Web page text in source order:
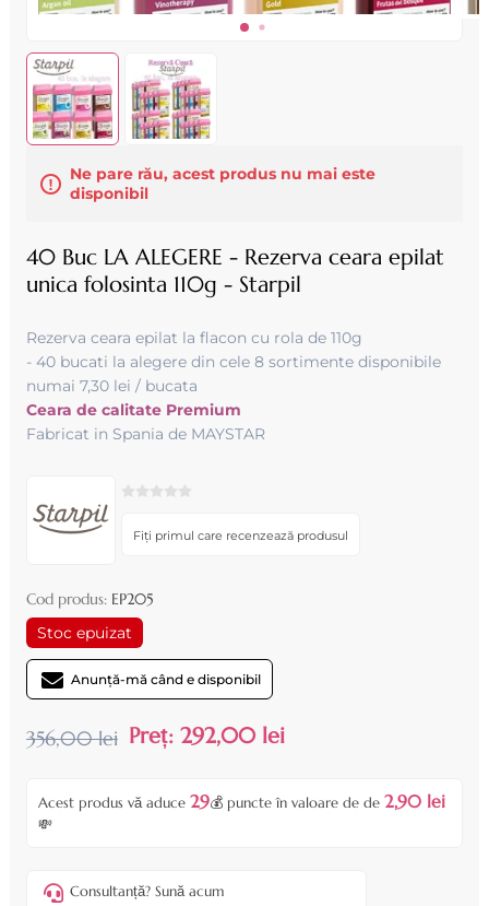
Ne pare rău, acest produs nu mai este
disponibil
40 Buc LA ALEGERE - Rezerva ceara epilat
unica folosinta 110g - Starpil
Rezerva ceara epilat la flacon cu rola de 110g
- 40 bucati la alegere din cele 8 sortimente disponibile
numai 7,30 lei / bucata
Ceara de calitate Premium
Fabricat in Spania de MAYSTAR
Fiți primul care recenzează produsul
Cod produs: EP205
Stoc epuizat
Anunță-mă când e disponibil
356,00 lei Preț: 292,00 lei
Acest produs vă aduce 29💰 puncte în valoare de de 2,90 lei
💸
Consultanță? Sună acum